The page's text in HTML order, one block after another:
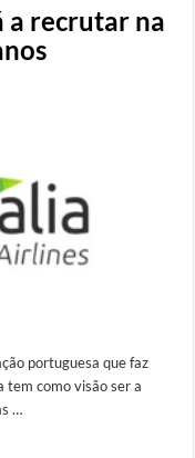
a recrutar na
portuguesa que faz
tem como visão ser a
…